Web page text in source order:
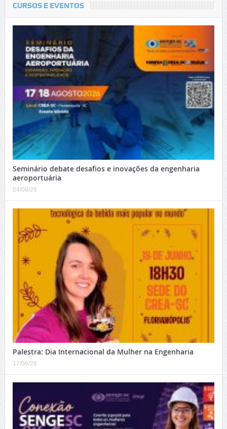
CURSOS E EVENTOS
Seminário debate desafios e inovações da engenharia
aeroportuária
04/08/26
Palestra: Dia Internacional da Mulher na Engenharia
17/06/26